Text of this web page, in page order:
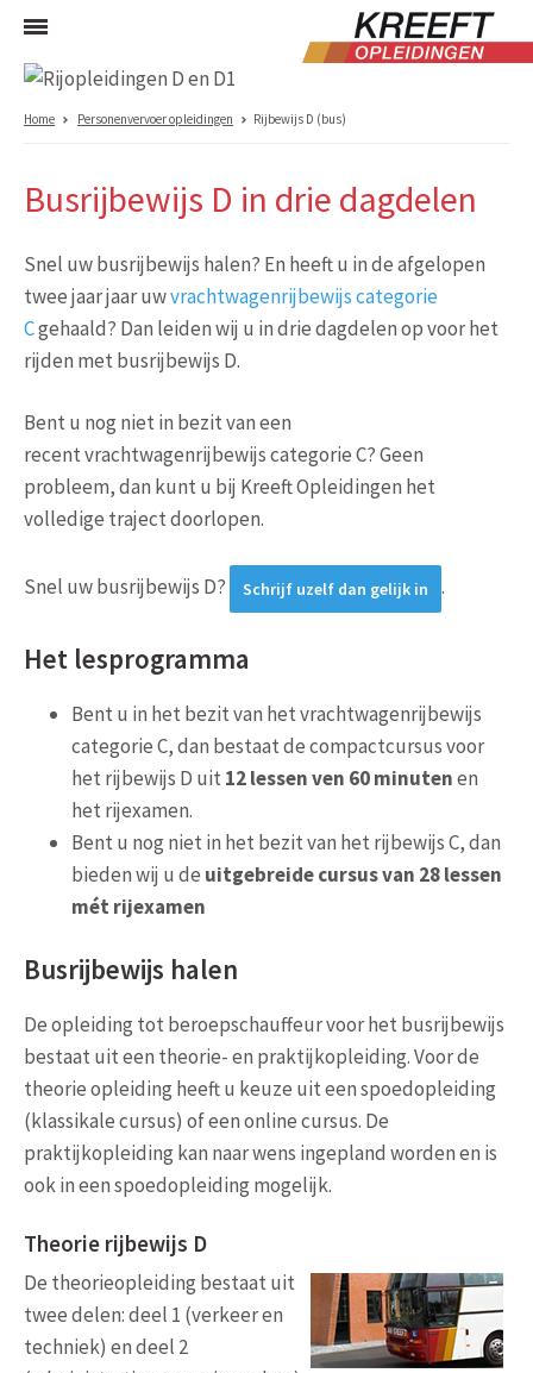
Home Personenvervoer opleidingen Rijbewijs D (bus)
Busrijbewijs D in drie dagdelen
Snel uw busrijbewijs halen? En heeft u in de afgelopen
twee jaar jaar uwvrachtwagenrijbewijs categorie
Cgehaald? Dan leiden wij u in drie dagdelen op voor het
rijden met busrijbewijs D.
Bent u nog niet in bezit van een
recent vrachtwagenrijbewijs categorie C? Geen
probleem, dan kunt u bij Kreeft Opleidingen het
volledige traject doorlopen.
Snel uw busrijbewijs D? Schrijf uzelf dan gelijk in .
Het lesprogramma
Bent u in het bezit van het vrachtwagenrijbewijs
categorie C, dan bestaat decompactcursus voor
het rijbewijs D uit 12 lessen ven 60 minutenen
het rijexamen.
Bent u nog niet in het bezit van het rijbewijs C, dan
bieden wij u de uitgebreide cursus van 28 lessen
mét rijexamen
Busrijbewijs halen
De opleiding tot beroepschauffeur voor het busrijbewijs
bestaat uit een theorie- en praktijkopleiding. Voor de
theorie opleiding heeft u keuze uit een spoedopleiding
(klassikale cursus) of een online cursus. De
praktijkopleiding kan naar wens ingepland worden en is
ook in een spoedopleiding mogelijk.
Theorie rijbewijs D
De theorieopleiding bestaat uit
twee delen: deel 1 (verkeer en
techniek) en deel 2